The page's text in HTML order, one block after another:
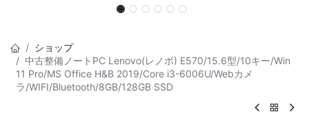
ショップ
中古整備ノートPC Lenovo(レノボ) E570/15.6型/10キー/Win
11 Pro/MS Office H&B 2019/Core i3-6006U/Webカメ
ラ/WIFI/Bluetooth/8GB/128GB SSD